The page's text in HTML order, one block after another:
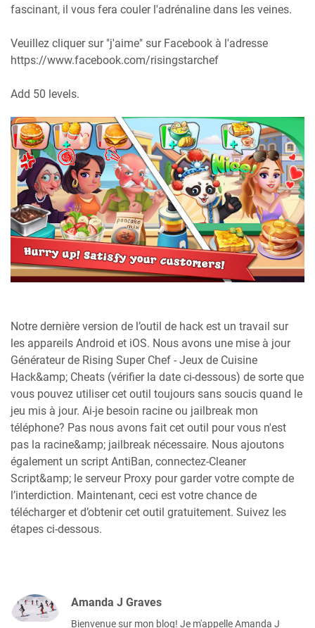
fascinant, il vous fera couler l'adrénaline dans les veines.
Veuillez cliquer sur "j'aime" sur Facebook à l'adresse
https://www.facebook.com/risingstarchef
Add 50 levels.
Notre dernière version de l’outil de hack est un travail sur
les appareils Android et iOS. Nous avons une mise à jour
Générateur de Rising Super Chef - Jeux de Cuisine
Hack&amp; Cheats (vérifier la date ci-dessous) de sorte que
vous pouvez utiliser cet outil toujours sans soucis quand le
jeu mis à jour. Ai-je besoin racine ou jailbreak mon
téléphone? Pas nous avons fait cet outil pour vous n'est
pas la racine&amp; jailbreak nécessaire. Nous ajoutons
également un script AntiBan, connectez-Cleaner
Script&amp; le serveur Proxy pour garder votre compte de
l’interdiction. Maintenant, ceci est votre chance de
télécharger et d’obtenir cet outil gratuitement. Suivez les
étapes ci-dessous.
Amanda J Graves
Bienvenue sur mon blog! Je m'appelle Amanda J